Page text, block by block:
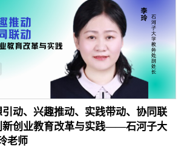
引动、兴趣推动、实践带动、协同联
新创业教育改革与实践——石河子大
老师